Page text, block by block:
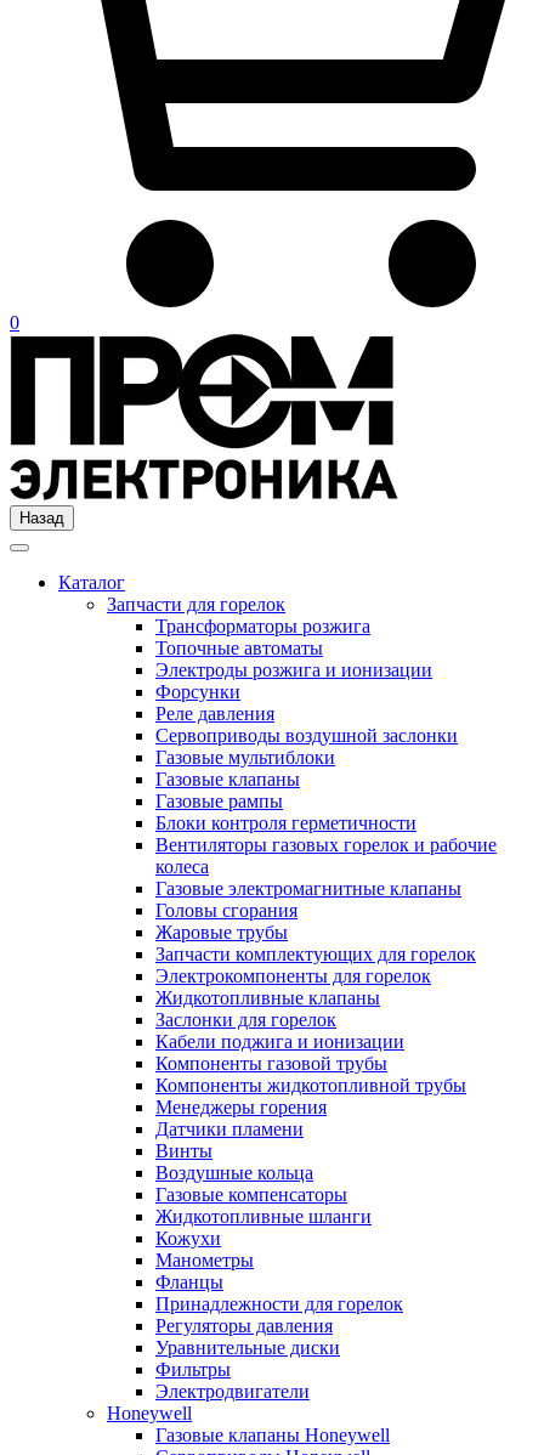
0
Назад
Каталог
Запчасти для горелок
Трансформаторы розжига
Топочные автоматы
Электроды розжига и ионизации
Форсунки
Реле давления
Сервоприводы воздушной заслонки
Газовые мультиблоки
Газовые клапаны
Газовые рампы
Блоки контроля герметичности
Вентиляторы газовых горелок и рабочие
колеса
Газовые электромагнитные клапаны
Головы сгорания
Жаровые трубы
Запчасти комплектующих для горелок
Электрокомпоненты для горелок
Жидкотопливные клапаны
Заслонки для горелок
Кабели поджига и ионизации
Компоненты газовой трубы
Компоненты жидкотопливной трубы
Менеджеры горения
Датчики пламени
Винты
Воздушные кольца
Газовые компенсаторы
Жидкотопливные шланги
Кожухи
Манометры
Фланцы
Принадлежности для горелок
Регуляторы давления
Уравнительные диски
Фильтры
Электродвигатели
Honeywell
Газовые клапаны Honeywell